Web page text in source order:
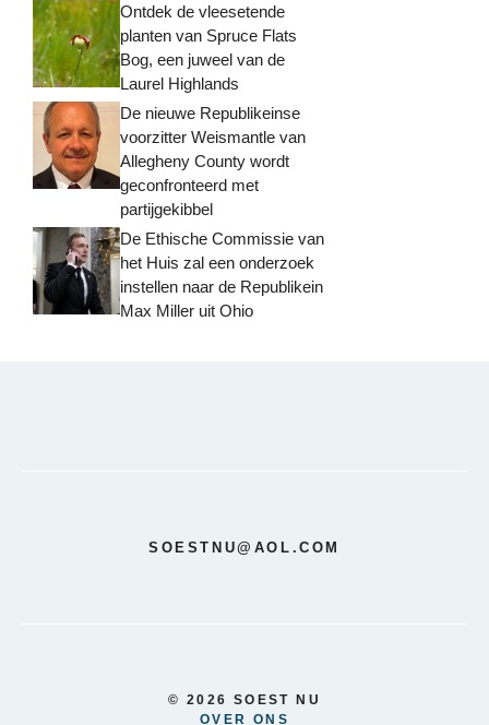
Ontdek de vleesetende
planten van Spruce Flats
Bog, een juweel van de
Laurel Highlands
De nieuwe Republikeinse
voorzitter Weismantle van
Allegheny County wordt
geconfronteerd met
partijgekibbel
De Ethische Commissie van
het Huis zal een onderzoek
instellen naar de Republikein
Max Miller uit Ohio
SOESTNU@AOL.COM
© 2026 SOEST NU
OVER ONS